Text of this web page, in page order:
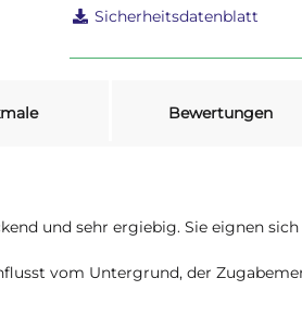
Sicherheitsdatenblatt
Bewertungen
und sehr ergiebig. Sie eignen
vom Untergrund, der